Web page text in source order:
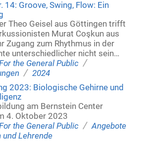
14: Groove, Swing, Flow: Ein
Theo Geisel aus Göttingen trifft
Murat Coşkun aus
Zugang zum Rhythmus in der
unterschiedlicher nicht sein…
the General Public /
/ 2024
2023: Biologische Gehirne und
am Bernstein Center
4. Oktober 2023
the General Public / Angebote
und Lehrende